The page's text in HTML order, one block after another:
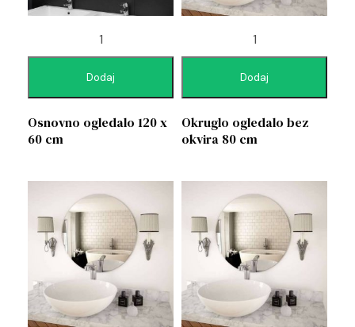
Dodaj
Osnovno ogledalo 120 x
60 cm
Dodaj
Okruglo ogledalo bez
okvira 80 cm